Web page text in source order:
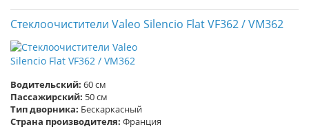
Стеклоочистители Valeo Silencio Flat VF362 / VM362
Водительский: 60 см
Пассажирский: 50 см
Тип дворника: Бескаркасный
Страна производителя: Франция